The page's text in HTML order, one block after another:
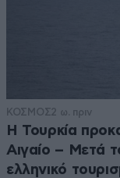
ΚΟΣΜΟΣ2 ω. πριν
Η Τουρκία
Αιγαίο – Μετά
ελληνικό